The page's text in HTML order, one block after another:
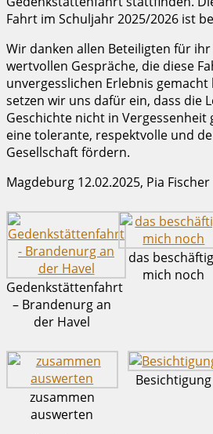
Fahrt im Schuljahr 2025/2026 ist
Wir danken allen Beteiligten für
wertvollen Gespräche, die diese
unvergesslichen Erlebnis gemacht
setzen wir uns dafür ein, dass die
Geschichte nicht in
eine tolerante, respektvolle und
Gesellschaft fördern.
Magdeburg 12.02.2025, Pia Fischer
Gedenkstättenfahrt
– Brandenurg an
der Havel
das
mich noch
zusammen
auswerten
Besichtigung